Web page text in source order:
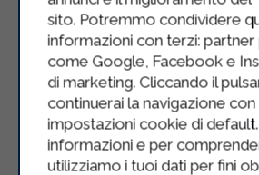
Polpettine di agnello
yogurt e menta
sito. Potremmo condividere
informazioni con terzi: partner
come Google, Facebook e
di marketing. Cliccando il
continuerai la navigazione con
impostazioni cookie di
informazioni e per
utilizziamo i tuoi dati per fini